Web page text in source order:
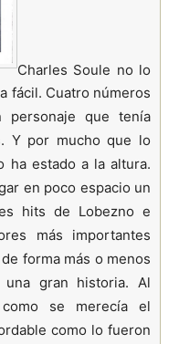
Charles Soule no lo
fácil. Cuatro números
que tenía
Y por mucho que lo
ha estado a la altura.
en poco espacio un
hits de Lobezno e
más importantes
forma más o menos
gran historia. Al
se merecía el
como lo fueron